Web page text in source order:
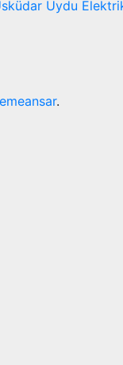
Uydu
.